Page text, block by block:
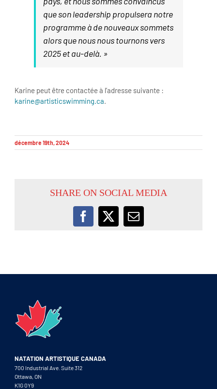
que son leadership propulsera notre
programme à de nouveaux sommets
alors que nous nous tournons vers
2025 et au-delà. »
Karine peut être contactée à l’adresse suivante :
karine@artisticswimming.ca.
décembre 19th, 2024
SHARE ON SOCIAL MEDIA
Facebook
X Email
NATATION ARTISTIQUE CANADA
700 Industrial Ave. Suite 312
Ottawa, ON
K1G 0Y9